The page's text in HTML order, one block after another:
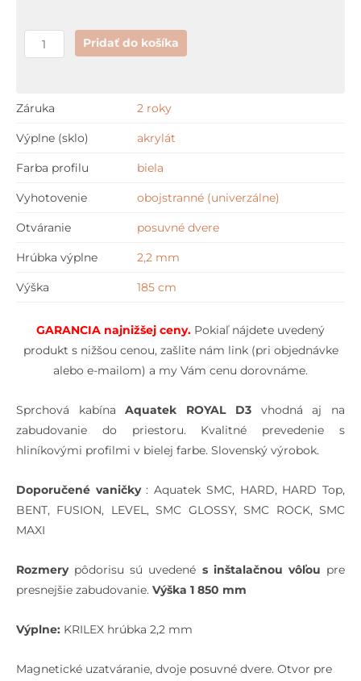
ceny
Pridať do košíka
Záruka 2 roky
Výplne (sklo) akrylát
Farba profilu biela
Vyhotovenie obojstranné (univerzálne)
Otváranie posuvné dvere
Hrúbka výplne 2,2 mm
Výška 185 cm
GARANCIA najnižšej ceny. Pokiaľ nájdete uvedený
produkt s nižšou cenou, zašlite nám link (pri objednávke
alebo e-mailom) a my Vám cenu dorovnáme.
Sprchová kabínaAquatek ROYAL D3vhodná aj na
zabudovanie do priestoru. Kvalitné prevedenie s
hliníkovými profilmi v bielej farbe. Slovenský výrobok.
Doporučené vaničky: Aquatek SMC, HARD, HARD Top,
BENT, FUSION, LEVEL, SMC GLOSSY, SMC ROCK, SMC
MAXI
Rozmerypôdorisu sú uvedené s inštalačnou vôľou pre
presnejšie zabudovanie. Výška 1 850 mm
Výplne: KRILEX hrúbka 2,2 mm
Magnetické uzatváranie, dvoje posuvné dvere. Otvor pre